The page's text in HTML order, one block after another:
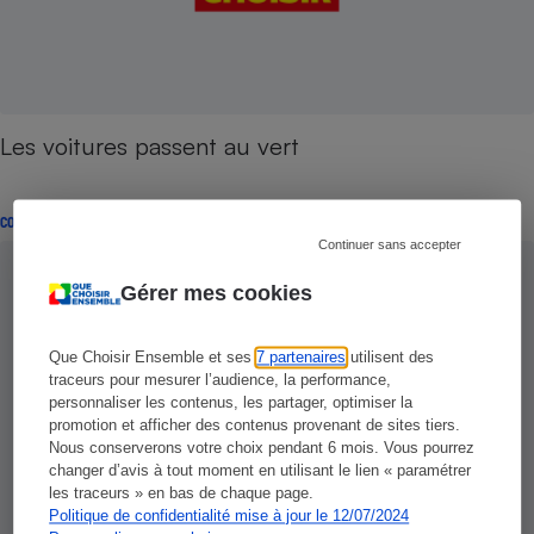
Gérer mes cookies
Que Choisir Ensemble et ses7 partenaires utilisent des
traceurs pour mesurer l’audience, la performance,
personnaliser les contenus, les partager, optimiser la
promotion et afficher des contenus provenant de sites tiers.
Nous conserverons votre choix pendant 6 mois. Vous pourrez
changer d’avis à tout moment en utilisant le lien « paramétrer
les traceurs » en bas de chaque page.
Politique de confidentialité mise à jour le 12/07/2024
Continuer sans accepter
Les voitures passent au vert
CONSEILS